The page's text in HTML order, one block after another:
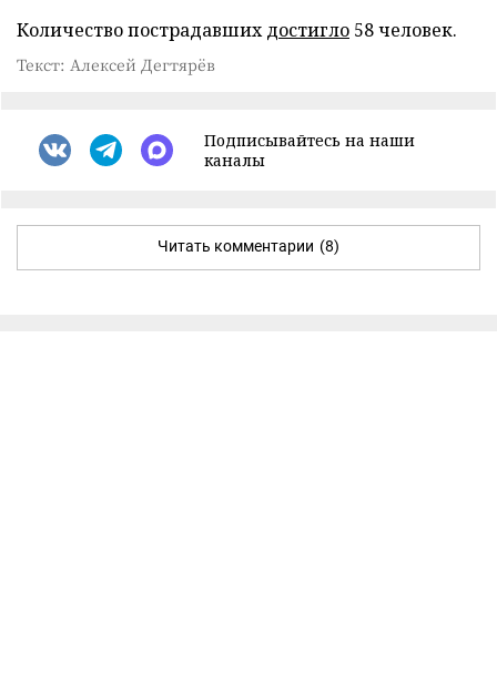
Количество пострадавшихдостигло 58 человек.
Текст: Алексей Дегтярёв
Подписывайтесь на наши
каналы
Читать комментарии (8)